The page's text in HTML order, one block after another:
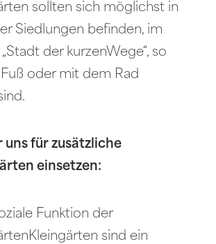
sollten sich möglichst in
Siedlungen befinden, im
der kurzenWege“, so
Fuß oder mit dem Rad
uns für zusätzliche
einsetzen:
Funktion der
sind ein